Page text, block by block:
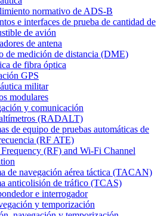
normativo de ADS-B
e interfaces de prueba de cantidad de
de avión
de antena
de medición de distancia (DME)
de fibra óptica
GPS
militar
modulares
y comunicación
(RADALT)
de equipo de pruebas automáticas de
(RF ATE)
(RF) and Wi-Fi Channel
de navegación aérea táctica (TACAN)
anticolisión de tráfico (TCAS)
e interrogador
y temporización